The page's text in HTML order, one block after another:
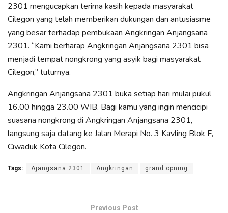
2301 mengucapkan terima kasih kepada masyarakat
Cilegon yang telah memberikan dukungan dan antusiasme
yang besar terhadap pembukaan Angkringan Anjangsana
2301. “Kami berharap Angkringan Anjangsana 2301 bisa
menjadi tempat nongkrong yang asyik bagi masyarakat
Cilegon,” tuturnya.
Angkringan Anjangsana 2301 buka setiap hari mulai pukul
16.00 hingga 23.00 WIB. Bagi kamu yang ingin mencicipi
suasana nongkrong di Angkringan Anjangsana 2301,
langsung saja datang ke Jalan Merapi No. 3 Kavling Blok F,
Ciwaduk Kota Cilegon.
Tags: Ajangsana 2301 Angkringan grand opning
Previous Post